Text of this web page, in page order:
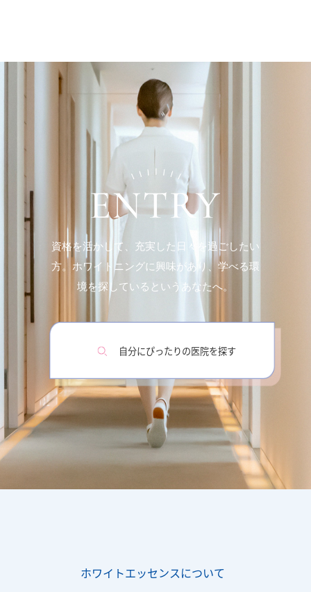
資格を活かして、充実した日々を過ごしたい
方。ホワイトニングに興味があり、学べる環
境を探しているというあなたへ。
自分にぴったりの医院を探す
ホワイトエッセンスについて